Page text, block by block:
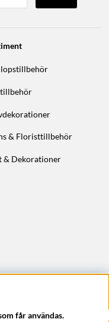
& Floristtillbehör
& Dekorationer
får användas.